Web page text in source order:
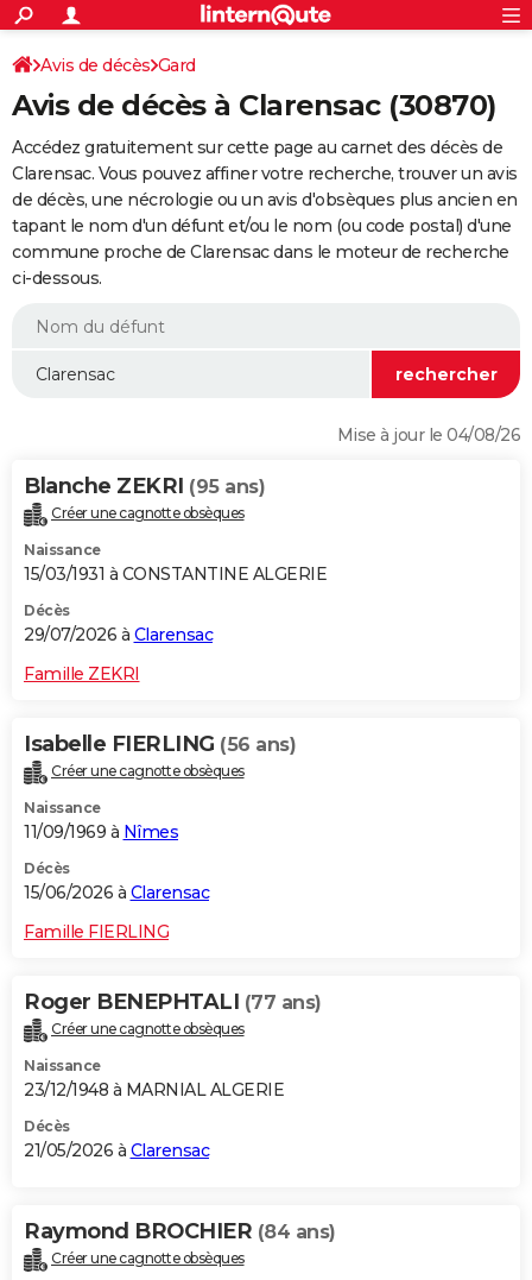
ACTUALITÉS
Politique
Société
Faits Divers
Education
Monde
Villes
+
SPORT
Coupe du monde 2026
Football
Tennis
Cyclisme
Rugby
Forum
Programme TV
TNT
Streaming
Cinéma
Sorties cinéma
Musique
+
FINANCE
Retraite
Epargne
Immobilier
Risques naturels par ville
Assurance
AUTO
Essais
Réserver un essai
Citadines
Berlines
SUV
Forum auto
+HIGH-TECH
BRICOLAGE
WEEK-END
Alimentation
Guide de la santé
Maladies
Médicaments
Sommeil
VOYAGE
Destinations
City break
Voyage nature
Voyage de noces
Forum
Climat
+PHOTO
GUIDES D'ACHAT
Carte de Noël
Carte Bonne année
Carte Saint-Valentin
Carte Pâques
Carte d'anniversaire
DICTIONNAIRE
Dictionnaire
Biographies
Citations
Expressions
Proverbes
PROGRAMME TV
S'inscrire
Se connecter
Lycées
Collèges
Primaires
Universités
Entreprises
Service militaire
Avis de recherche
AVIS DE DÉCÈS
FORUM
Avis de décès Gard
Avis de décès à Clarensac (30870)
Accédez gratuitement sur cette page au carnet des décès de
Clarensac. Vous pouvez affiner votre recherche, trouver un avis
de décès, une nécrologie ou un avis d'obsèques plus ancien en
tapant le nom d'un défunt et/ou le nom (ou code postal) d'une
commune proche de Clarensac dans le moteur de recherche
ci-dessous.
Mise à jour le 04/08/26
Blanche ZEKRI (95 ans)
Créer une cagnotte obsèques
Naissance
15/03/1931 à CONSTANTINE ALGERIE
Décès
29/07/2026 à Clarensac
Famille ZEKRI
Isabelle FIERLING (56 ans)
Créer une cagnotte obsèques
Naissance
11/09/1969 à Nîmes
Décès
15/06/2026 à Clarensac
Famille FIERLING
Roger BENEPHTALI (77 ans)
Créer une cagnotte obsèques
Naissance
23/12/1948 à MARNIAL ALGERIE
Décès
21/05/2026 à Clarensac
Raymond BROCHIER (84 ans)
Créer une cagnotte obsèques